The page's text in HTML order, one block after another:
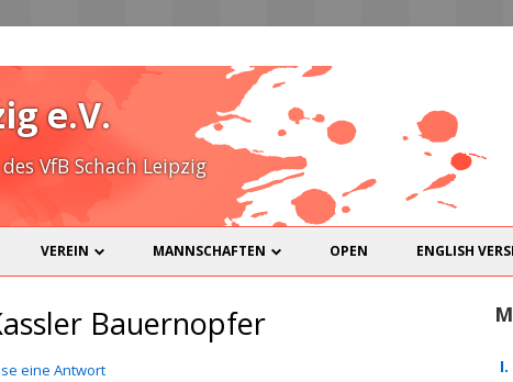
e.V.
VfB Schach Leipzig
VEREIN MANNSCHAFTEN
II. MANNSCHAFT
OPEN ENGLISH
Bauernopfer
eine Antwort